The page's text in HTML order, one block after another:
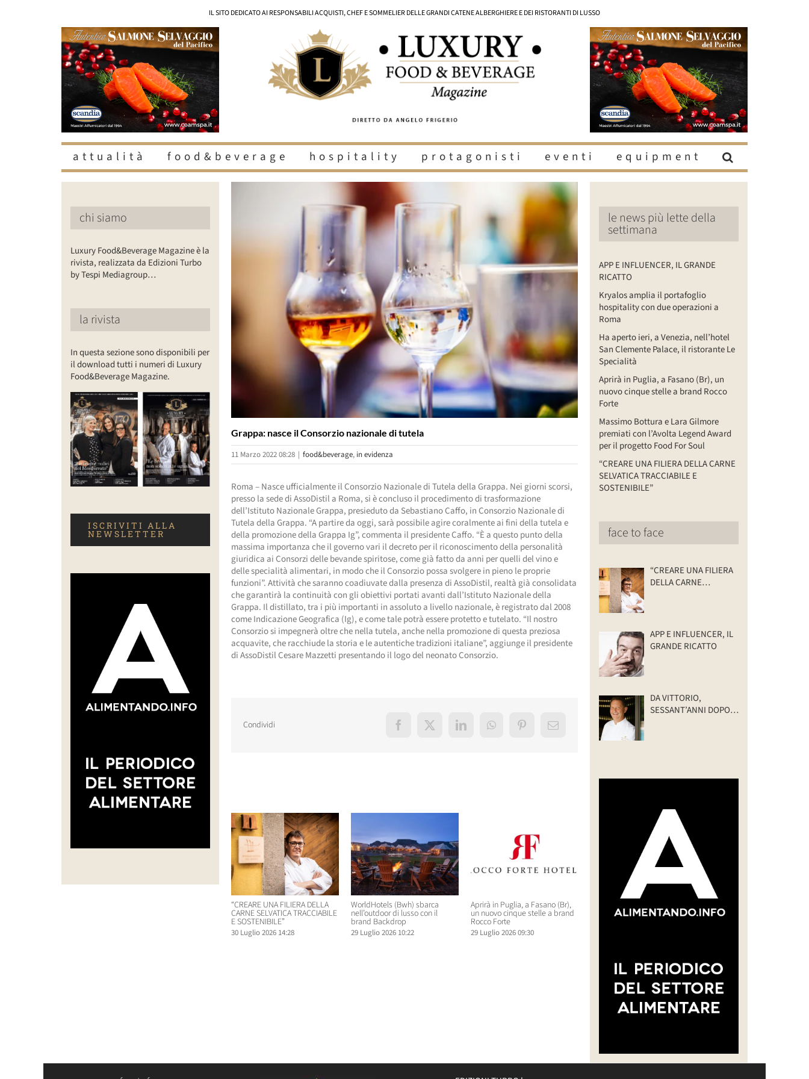
IL SITO DEDICATO AI RESPONSABILI ACQUISTI, CHEF E SOMMELIER DELLE GRANDI CATENE ALBERGHIERE E DEI RISTORANTI DI LUSSO
attualità food&beverage hospitality protagonisti eventi equipment
Grappa: nasce il Consorzio nazionale di tutela
11 Marzo 2022 08:28 | food&beverage, in evidenza
Roma – Nasce ufficialmente il Consorzio Nazionale di Tutela della Grappa. Nei giorni scorsi,
presso la sede di AssoDistil a Roma, si è concluso il procedimento di trasformazione
dell’Istituto Nazionale Grappa, presieduto da Sebastiano Caffo, in Consorzio Nazionale di
Tutela della Grappa. “A partire da oggi, sarà possibile agire coralmente ai fini della tutela e
della promozione della Grappa Ig”, commenta il presidente Caffo. “È a questo punto della
massima importanza che il governo vari il decreto per il riconoscimento della personalità
giuridica ai Consorzi delle bevande spiritose, come già fatto da anni per quelli del vino e
delle specialità alimentari, in modo che il Consorzio possa svolgere in pieno le proprie
funzioni”. Attività che saranno coadiuvate dalla presenza di AssoDistil, realtà già consolidata
che garantirà la continuità con gli obiettivi portati avanti dall’Istituto Nazionale della
Grappa. Il distillato, tra i più importanti in assoluto a livello nazionale, è registrato dal 2008
come Indicazione Geografica (Ig), e come tale potrà essere protetto e tutelato. “Il nostro
Consorzio si impegnerà oltre che nella tutela, anche nella promozione di questa preziosa
acquavite, che racchiude la storia e le autentiche tradizioni italiane”, aggiunge il presidente
di AssoDistil Cesare Mazzetti presentando il logo del neonato Consorzio.
Condividi Facebook
X LinkedInWhatsAppPinterestEmail
“CREARE UNA FILIERA DELLA
CARNE SELVATICA TRACCIABILE
E SOSTENIBILE”
30 Luglio 2026 14:28
WorldHotels (Bwh) sbarca
nell’outdoor di lusso con il
brand Backdrop
29 Luglio 2026 10:22
Aprirà in Puglia, a Fasano (Br),
un nuovo cinque stelle a brand
Rocco Forte
29 Luglio 2026 09:30
“CREARE UNA FILIERA DELLA
CARNE SELVATICA TRACCIABILE
WorldHotels (Bwh) sbarca
nell’outdoor di lusso con il
chi siamo
Luxury Food&Beverage Magazine è la
rivista, realizzata da Edizioni Turbo
by Tespi Mediagroup…
la rivista
In questa sezione sono disponibili per
il download tutti i numeri di Luxury
Food&Beverage Magazine.
ISCRIVITI ALLA
NEWSLETTER
le news più lette della
settimana
APP E INFLUENCER, IL GRANDE
RICATTO
Kryalos amplia il portafoglio
hospitality con due operazioni a
Roma
Ha aperto ieri, a Venezia, nell’hotel
San Clemente Palace, il ristorante Le
Specialità
Aprirà in Puglia, a Fasano (Br), un
nuovo cinque stelle a brand Rocco
Forte
Massimo Bottura e Lara Gilmore
premiati con l’Avolta Legend Award
per il progetto Food For Soul
“CREARE UNA FILIERA DELLA CARNE
SELVATICA TRACCIABILE E
SOSTENIBILE”
face to face
“CREARE UNA FILIERA
DELLA CARNE
APP E INFLUENCER, IL
GRANDE RICATTO
DA VITTORIO,
SESSANT’ANNI DOPO: